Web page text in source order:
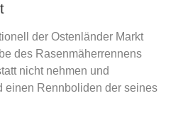
der Ostenländer Markt
des Rasenmäherrennens
nicht nehmen und
einen Rennboliden der seines